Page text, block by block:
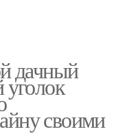
дачный
уголок
своими